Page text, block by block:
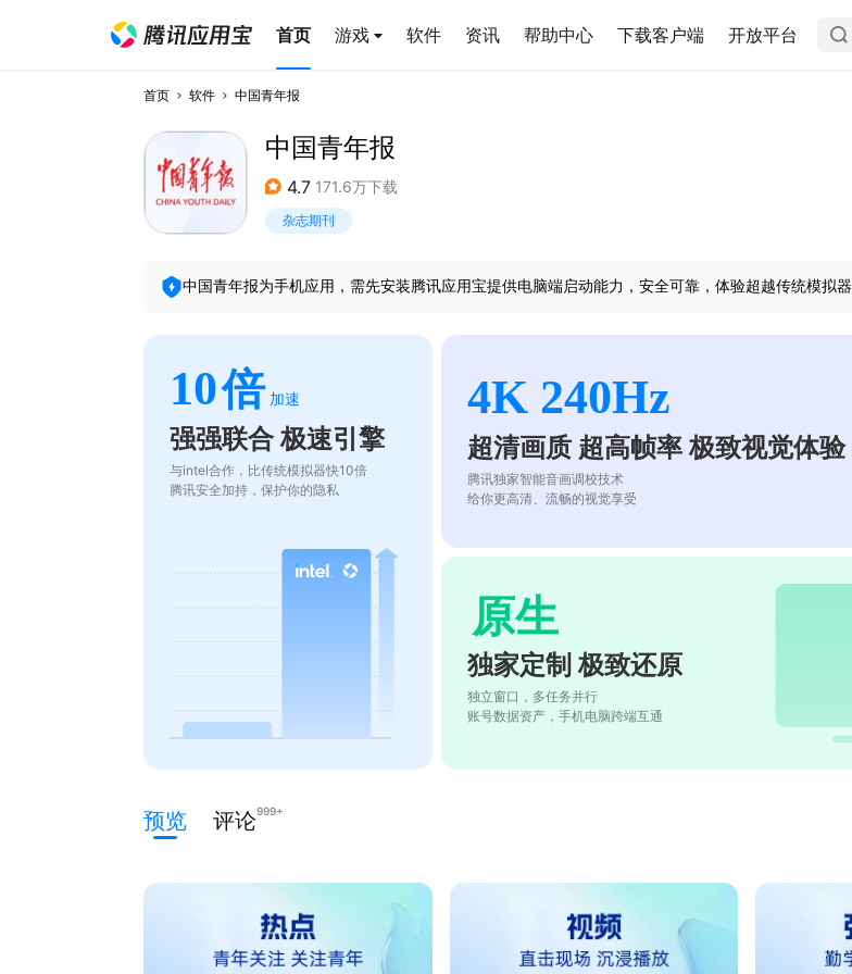
首页 游戏 软件 资讯 帮助中心 下载客户端 开放平台
首页 软件 中国青年报
中国青年报
4.7 171.6万下载
杂志期刊
中国青年报为手机应用，需先安装腾讯应用宝提供电脑端启动能力，安全可靠，体验超越传统模拟器
10倍 加速
强强联合 极速引擎
与intel合作，比传统模拟器快10倍
腾讯安全加持，保护你的隐私
4K 240Hz
超清画质 超高帧率 极致视觉体验
腾讯独家智能音画调校技术
给你更高清、流畅的视觉享受
原生
独家定制 极致还原
独立窗口，多任务并行
账号数据资产，手机电脑跨端互通
预览 评论999+